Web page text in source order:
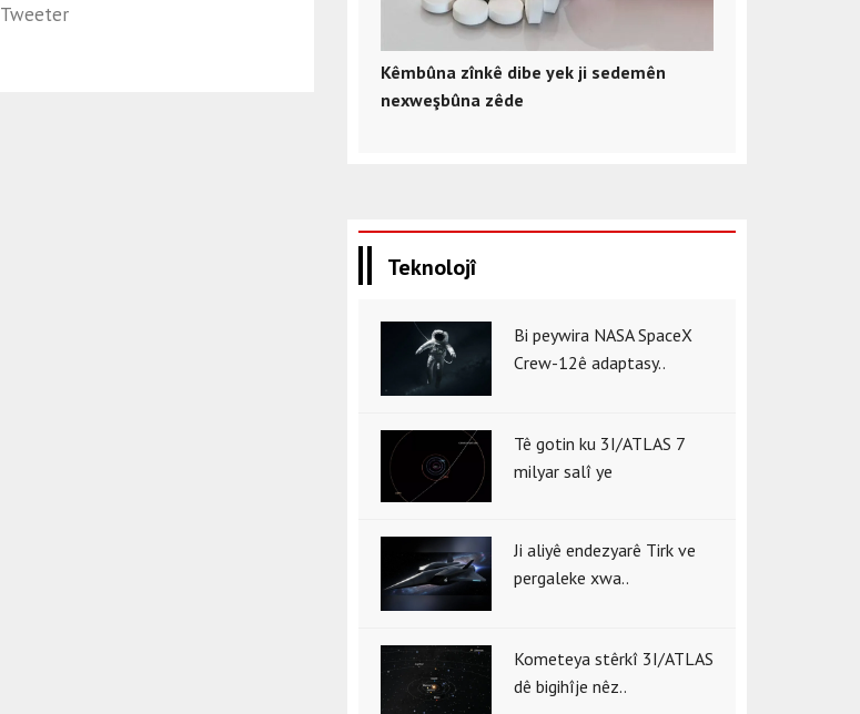
Tweeter
Kêmbûna zînkê dibe yek ji sedemên
nexweşbûna zêde
Teknolojî
Bi peywira NASA SpaceX
Crew-12ê adaptasy..
Tê gotin ku 3I/ATLAS 7
milyar salî ye
Ji aliyê endezyarê Tirk ve
pergaleke xwa..
Kometeya stêrkî 3I/ATLAS
dê bigihîje nêz..